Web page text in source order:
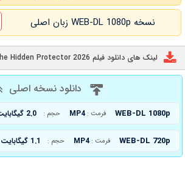
نسخه WEB-DL 1080p زبان اصلی
لینک های دانلود فیلم Boonie Bears: The Hidden Protector 2026
دانلود نسخه اصلی
WEB-DL 1080p فرمت : MP4 حجم : 2.0 گیگابایت
WEB-DL 720p فرمت : MP4 حجم : 1.1 گیگابایت